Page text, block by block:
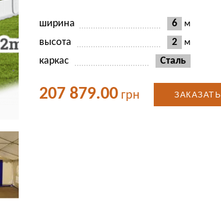
ширина 6 м
высота 2 м
каркас
Сталь
207 879.00 грн ЗАКАЗАТЬ